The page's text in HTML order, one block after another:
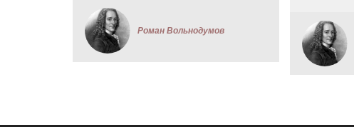
Роман Вольнодумов